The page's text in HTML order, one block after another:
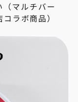
マルチバー
ラボ商品）